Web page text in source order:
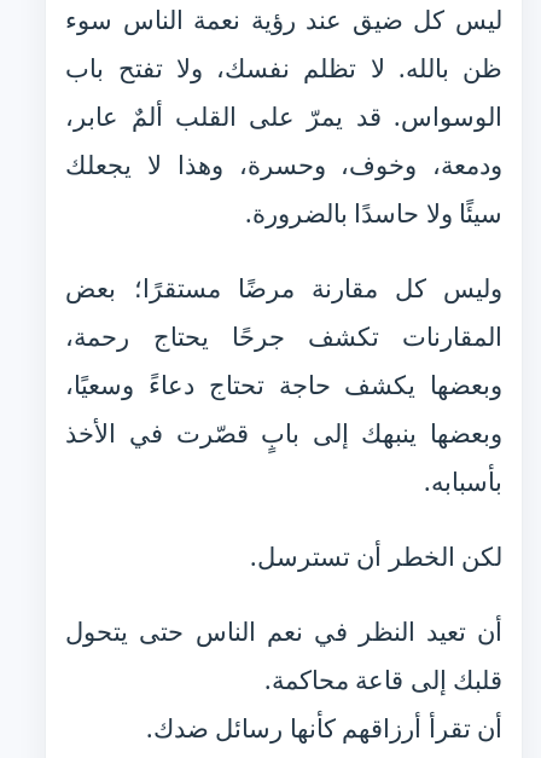
ليس كل ضيق عند رؤية نعمة الناس سوء
ظن بالله. لا تظلم نفسك، ولا تفتح باب
الوسواس. قد يمرّ على القلب ألمٌ عابر،
ودمعة، وخوف، وحسرة، وهذا لا يجعلك
سيئًا ولا حاسدًا بالضرورة.
وليس كل مقارنة مرضًا مستقرًا؛ بعض
المقارنات تكشف جرحًا يحتاج رحمة،
وبعضها يكشف حاجة تحتاج دعاءً وسعيًا،
وبعضها ينبهك إلى بابٍ قصّرت في الأخذ
بأسبابه.
لكن الخطر أن تسترسل.
أن تعيد النظر في نعم الناس حتى يتحول
قلبك إلى قاعة محاكمة.
أن تقرأ أرزاقهم كأنها رسائل ضدك.